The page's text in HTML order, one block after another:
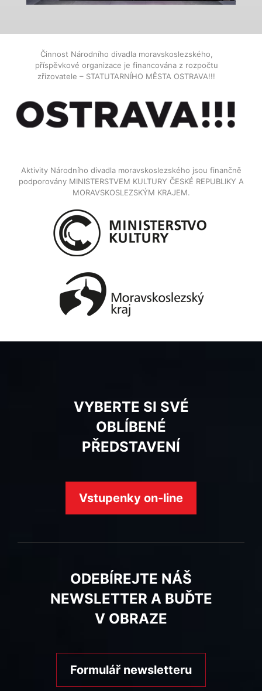
Činnost Národního divadla moravskoslezského,
příspěvkové organizace je financována z rozpočtu
zřizovatele – STATUTARNÍHO MĚSTA OSTRAVA!!!
Aktivity Národního divadla moravskoslezského jsou finančně
podporovány MINISTERSTVEM KULTURY ČESKÉ REPUBLIKY A
MORAVSKOSLEZSKÝM KRAJEM.
VYBERTE SI SVÉ
OBLÍBENÉ
PŘEDSTAVENÍ
Vstupenky on-line
ODEBÍREJTE NÁŠ
NEWSLETTER A BUĎTE
V OBRAZE
Formulář newsletteru